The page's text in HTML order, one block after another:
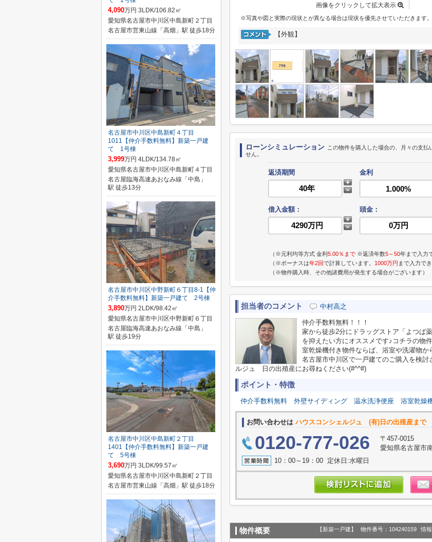
画像をクリックして拡大表示
※写真や図と実際の現状とが異なる場合は現状を優先させていただきます。
【外観】
ローンシミュレーション この物件を購入した場合の、月々の支
せん。
返済期間 金利
借入金額：
頭金：
（※元利均等方式 金利5.00％まで ※返済年数5～50年まで入力
（※ボーナスは年2回で計算しています。 1000万円 まで入力でき
（※物件購入時、その他諸費用が発生する場合がございます）
担当者のコメント 中村高之
仲介手数料無料！！！
家から徒歩2分にドラッグストア「よつば
を抑えたい方にオススメです♪コチラの物
室乾燥機付き物件ならば、浴室や洗濯物
名古屋市中川区で一戸建てのご購入を検討
ルジュ 日の出殖産にお尋ねください(#^^#)
ポイント・特徴
仲介手数料無料 外壁サイディング 温水洗浄便座 浴室乾燥
お問い合わせは ハウスコンシェルジュ (有)日の出殖産まで
0120-777-026
〒457-0015
愛知県名古屋市
10：00～19：00 定休日:水曜日
物件概要 【新築一戸建】 物件番号：104240159 情
4,090万円 3LDK/106.82㎡
愛知県名古屋市中川区中島新町２丁目
名古屋市営東山線「高畑」駅 徒歩18分
名古屋市中川区中島新町４丁目
1011【仲介手数料無料】新築一戸建
て 1号棟
3,999万円 4LDK/134.78㎡
愛知県名古屋市中川区中島新町４丁目
名古屋臨海高速あおなみ線「中島」
駅 徒歩13分
名古屋市中川区中野新町６丁目8-1【仲
介手数料無料】新築一戸建て 2号棟
3,890万円 2LDK/98.42㎡
愛知県名古屋市中川区中野新町６丁目
名古屋臨海高速あおなみ線「中島」
駅 徒歩19分
名古屋市中川区中島新町２丁目
1401【仲介手数料無料】新築一戸建
て 5号棟
3,690万円 3LDK/99.57㎡
愛知県名古屋市中川区中島新町２丁目
名古屋市営東山線「高畑」駅 徒歩18分